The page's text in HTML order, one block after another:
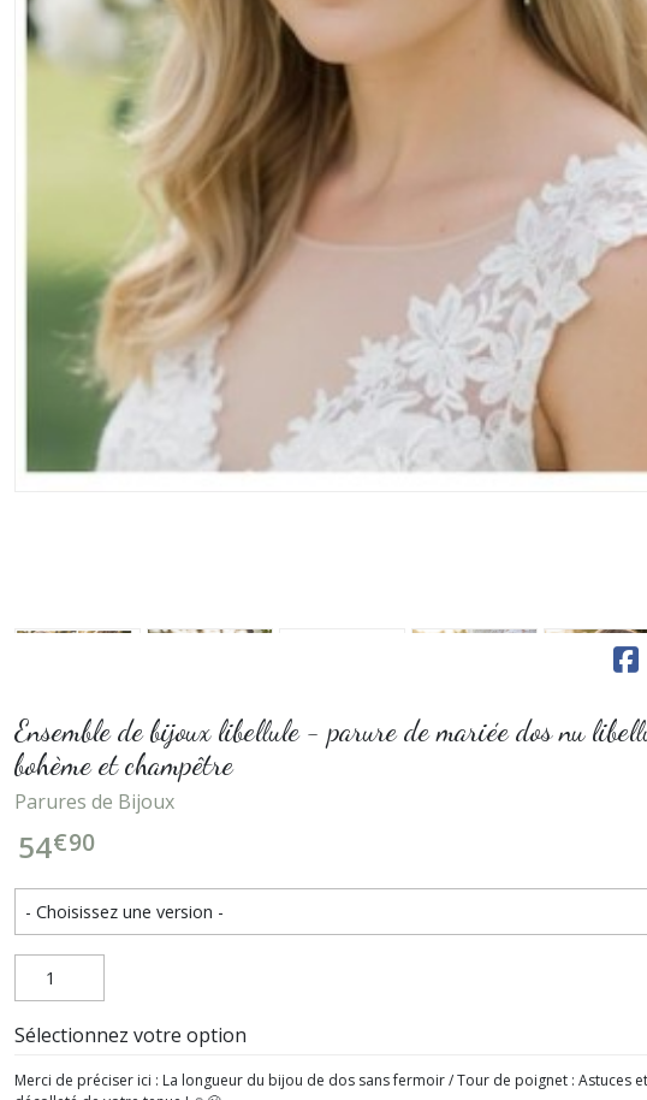
Ensemble de bijoux libellule - parure de mariée dos nu
bohème et champêtre
Parures de Bijoux
54€90
Sélectionnez votre option
Merci de préciser ici : La longueur du bijou de dos sans fermoir / Tour de poignet : Astuces